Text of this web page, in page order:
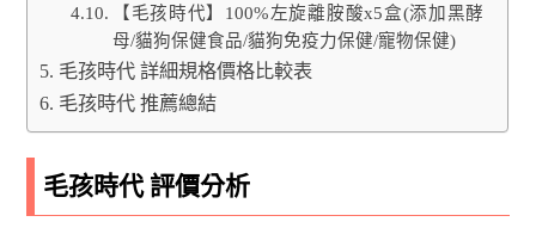
【毛孩時代】100%左旋離胺酸x5盒(添加黑酵
母/貓狗保健食品/貓狗免疫力保健/寵物保健)
毛孩時代 詳細規格價格比較表
毛孩時代 推薦總結
毛孩時代 評價分析